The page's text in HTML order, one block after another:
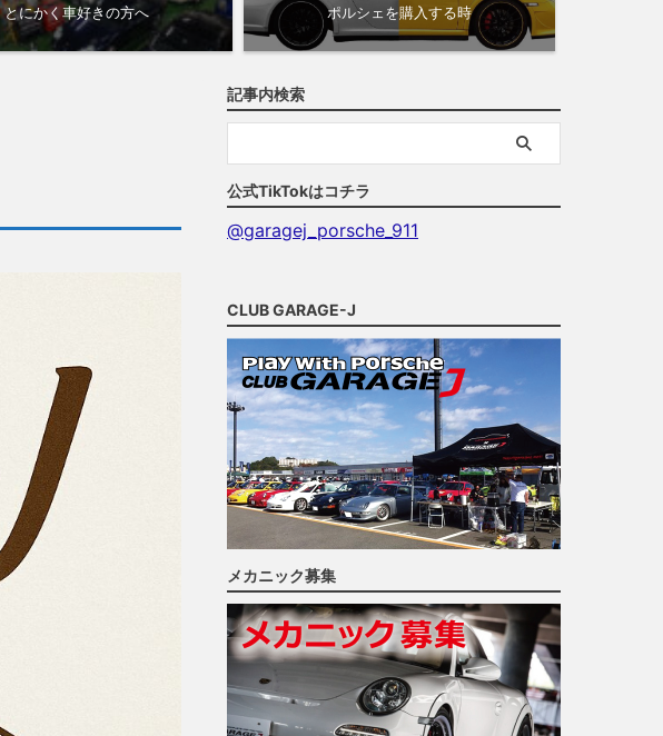
とにかく車好きの方へ ポルシェを購入する時
記事内検索
公式TikTokはコチラ
@garagej_porsche_911
CLUB GARAGE-J
メカニック募集